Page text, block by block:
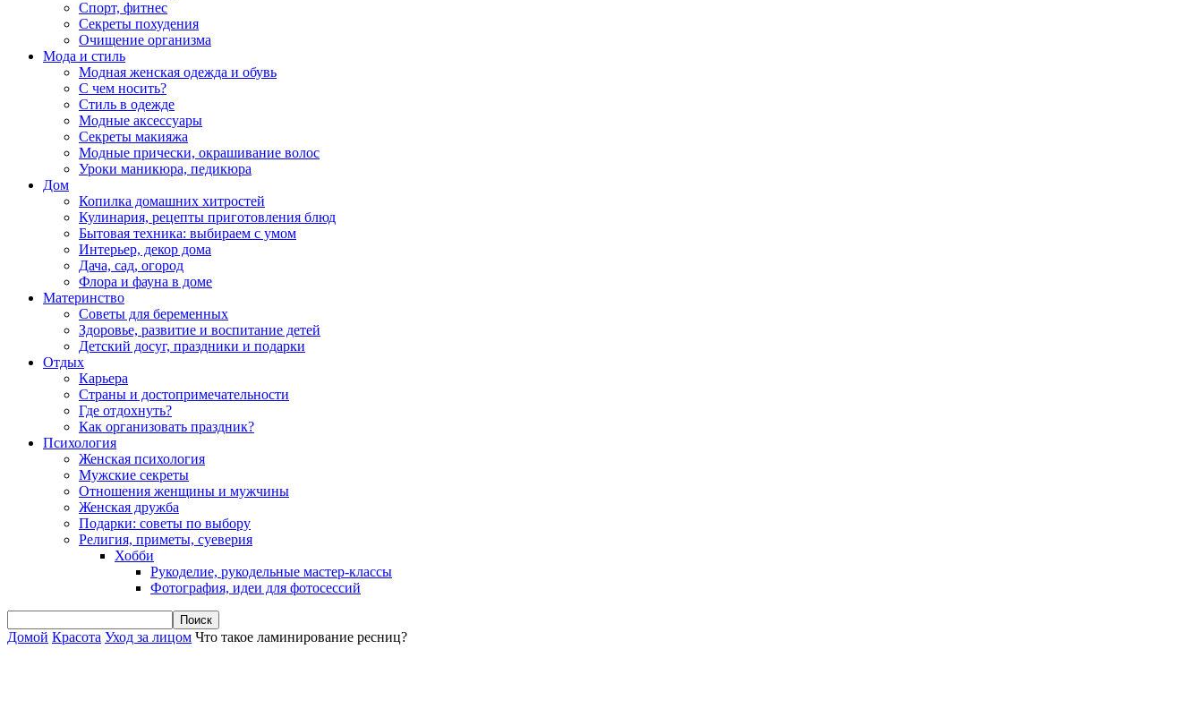
Спорт, фитнес
Секреты похудения
Очищение организма
Мода и стиль
Модная женская одежда и обувь
С чем носить?
Стиль в одежде
Модные аксессуары
Секреты макияжа
Модные прически, окрашивание волос
Уроки маникюра, педикюра
Дом
Копилка домашних хитростей
Кулинария, рецепты приготовления блюд
Бытовая техника: выбираем с умом
Интерьер, декор дома
Дача, сад, огород
Флора и фауна в доме
Материнство
Советы для беременных
Здоровье, развитие и воспитание детей
Детский досуг, праздники и подарки
Отдых
Карьера
Страны и достопримечательности
Где отдохнуть?
Как организовать праздник?
Психология
Женская психология
Мужские секреты
Отношения женщины и мужчины
Женская дружба
Подарки: советы по выбору
Религия, приметы, суеверия
Хобби
Рукоделие, рукодельные мастер-классы
Фотография, идеи для фотосессий
Домой Красота Уход за лицом Что такое ламинирование ресниц?